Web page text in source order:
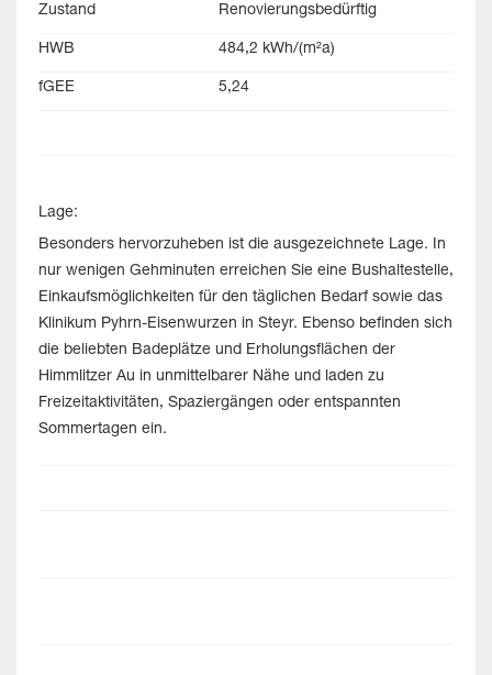
Zustand Renovierungsbedürftig
HWB 484,2 kWh/(m²a)
fGEE 5,24
Lage:
Besonders hervorzuheben ist die ausgezeichnete Lage. In
nur wenigen Gehminuten erreichen Sie eine Bushaltestelle,
Einkaufsmöglichkeiten für den täglichen Bedarf sowie das
Klinikum Pyhrn-Eisenwurzen in Steyr. Ebenso befinden sich
die beliebten Badeplätze und Erholungsflächen der
Himmlitzer Au in unmittelbarer Nähe und laden zu
Freizeitaktivitäten, Spaziergängen oder entspannten
Sommertagen ein.